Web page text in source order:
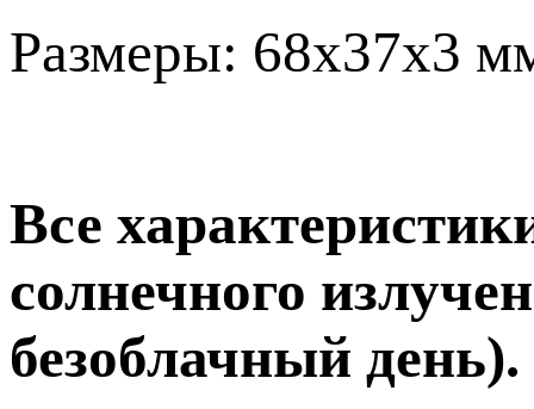
Размеры: 68х37х3
Все
солнечного
безоблачный день).